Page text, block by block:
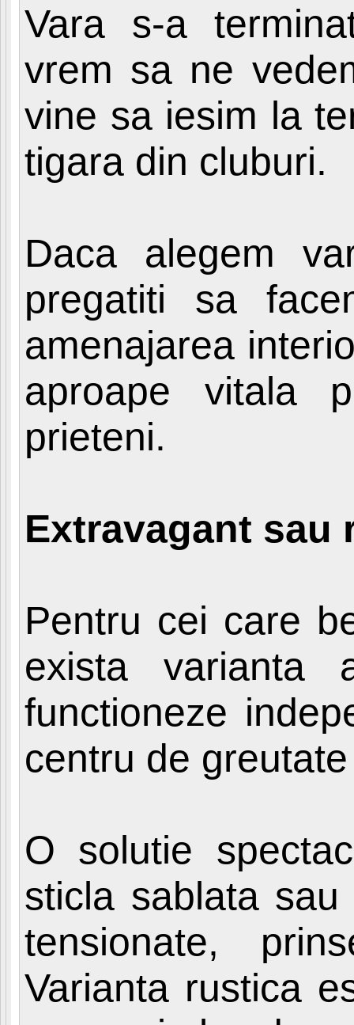
Vara s-a
vrem sa ne
vine sa iesim la
tigara din cluburi.
Daca alegem
pregatiti sa
amenajarea
aproape vitala
prieteni.
Extravagant sau
Pentru cei care
exista varianta
functioneze
centru de
O solutie
sticla sablata
tensionate,
Varianta rustica